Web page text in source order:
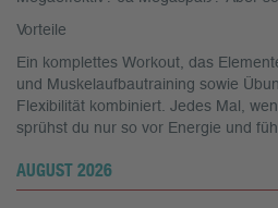
Vorteile
Ein komplettes Workout, das
und Muskelaufbautraining sowie
Flexibilität kombiniert. Jedes Mal,
sprühst du nur so vor Energie und
AUGUST 2026